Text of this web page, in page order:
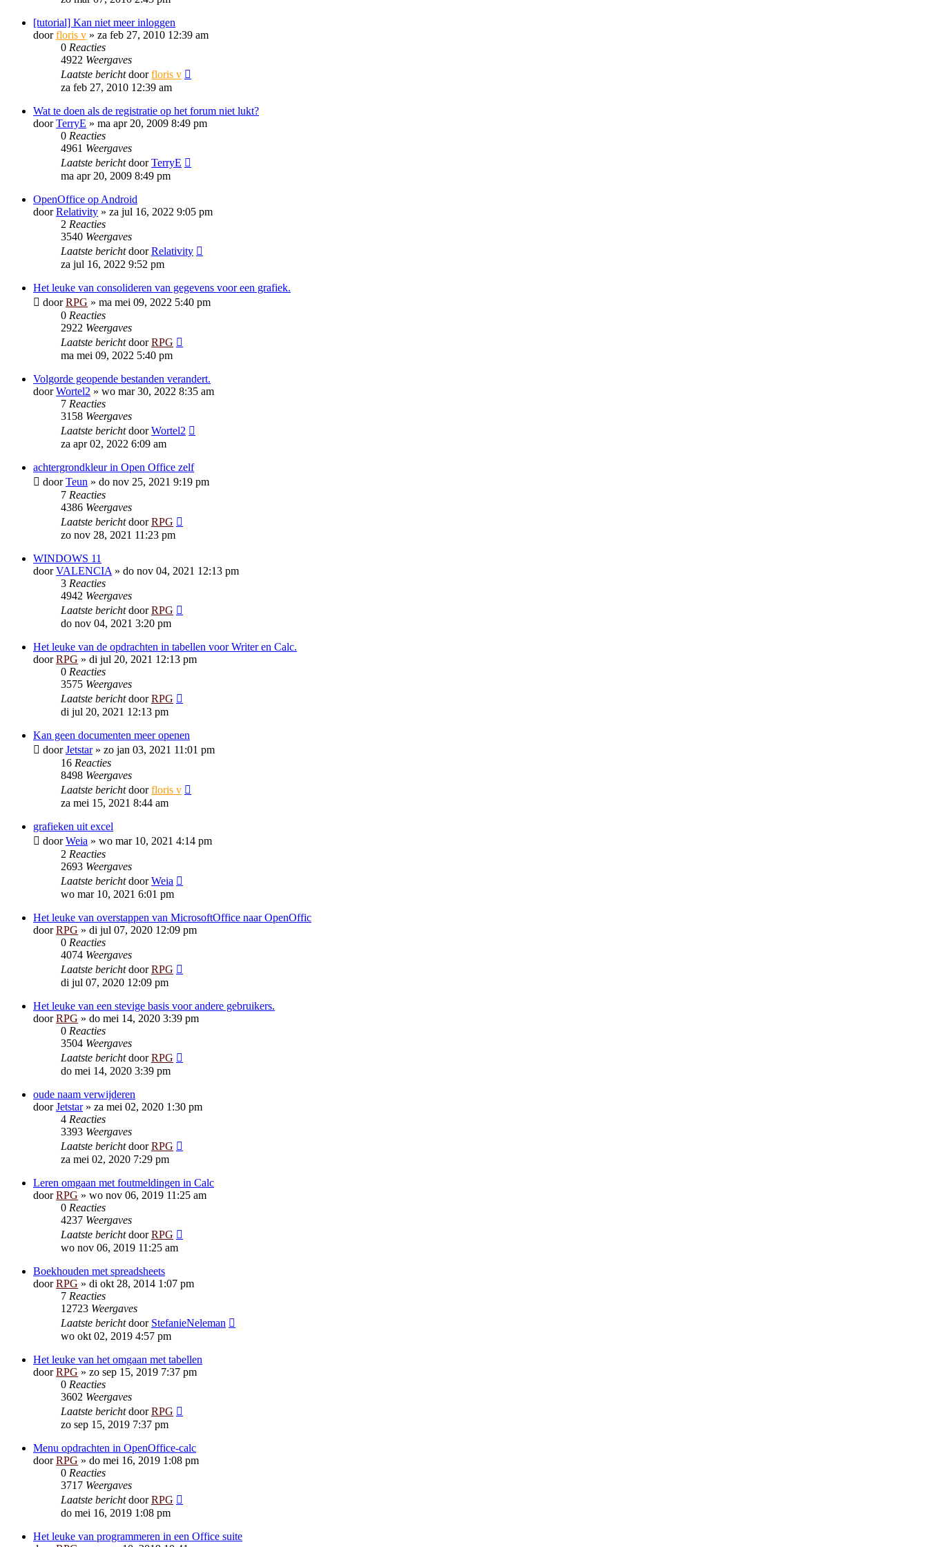
[tutorial] Kan niet meer inloggen
doorfloris v » za feb 27, 2010 12:39 am
0 Reacties
4922 Weergaves
Laatste berichtdoorfloris v
za feb 27, 2010 12:39 am
Wat te doen als de registratie op het forum niet lukt?
doorTerryE » ma apr 20, 2009 8:49 pm
0 Reacties
4961 Weergaves
Laatste berichtdoorTerryE
ma apr 20, 2009 8:49 pm
OpenOffice op Android
doorRelativity » za jul 16, 2022 9:05 pm
2 Reacties
3540 Weergaves
Laatste berichtdoorRelativity
za jul 16, 2022 9:52 pm
Het leuke van consolideren van gegevens voor een grafiek.
doorRPG » ma mei 09, 2022 5:40 pm
0 Reacties
2922 Weergaves
Laatste berichtdoorRPG
ma mei 09, 2022 5:40 pm
Volgorde geopende bestanden verandert.
doorWortel2 » wo mar 30, 2022 8:35 am
7 Reacties
3158 Weergaves
Laatste berichtdoorWortel2
za apr 02, 2022 6:09 am
achtergrondkleur in Open Office zelf
doorTeun » do nov 25, 2021 9:19 pm
7 Reacties
4386 Weergaves
Laatste berichtdoorRPG
zo nov 28, 2021 11:23 pm
WINDOWS 11
doorVALENCIA » do nov 04, 2021 12:13 pm
3 Reacties
4942 Weergaves
Laatste berichtdoorRPG
do nov 04, 2021 3:20 pm
Het leuke van de opdrachten in tabellen voor Writer en Calc.
doorRPG » di jul 20, 2021 12:13 pm
0 Reacties
3575 Weergaves
Laatste berichtdoorRPG
di jul 20, 2021 12:13 pm
Kan geen documenten meer openen
doorJetstar» zo jan 03, 2021 11:01 pm
16 Reacties
8498 Weergaves
Laatste berichtdoorfloris v
za mei 15, 2021 8:44 am
grafieken uit excel
doorWeia » wo mar 10, 2021 4:14 pm
2 Reacties
2693 Weergaves
Laatste berichtdoorWeia
wo mar 10, 2021 6:01 pm
Het leuke van overstappen van MicrosoftOffice naar OpenOffic
doorRPG » di jul 07, 2020 12:09 pm
0 Reacties
4074 Weergaves
Laatste berichtdoorRPG
di jul 07, 2020 12:09 pm
Het leuke van een stevige basis voor andere gebruikers.
doorRPG » do mei 14, 2020 3:39 pm
0 Reacties
3504 Weergaves
Laatste berichtdoorRPG
do mei 14, 2020 3:39 pm
oude naam verwijderen
doorJetstar» za mei 02, 2020 1:30 pm
4 Reacties
3393 Weergaves
Laatste berichtdoorRPG
za mei 02, 2020 7:29 pm
Leren omgaan met foutmeldingen in Calc
doorRPG » wo nov 06, 2019 11:25 am
0 Reacties
4237 Weergaves
Laatste berichtdoorRPG
wo nov 06, 2019 11:25 am
Boekhouden met spreadsheets
doorRPG » di okt 28, 2014 1:07 pm
7 Reacties
12723 Weergaves
Laatste berichtdoor StefanieNeleman
wo okt 02, 2019 4:57 pm
Het leuke van het omgaan met tabellen
doorRPG » zo sep 15, 2019 7:37 pm
0 Reacties
3602 Weergaves
Laatste berichtdoorRPG
zo sep 15, 2019 7:37 pm
Menu opdrachten in OpenOffice-calc
doorRPG » do mei 16, 2019 1:08 pm
0 Reacties
3717 Weergaves
Laatste berichtdoorRPG
do mei 16, 2019 1:08 pm
Het leuke van programmeren in een Office suite